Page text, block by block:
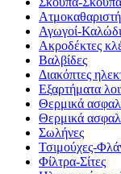
Αγωγοί-
Ακροδέκτες
Βαλβίδες
Διακόπτες
Εξαρτήματα
Θερμικά
Θερμικά
Σωλήνες
Τσιμούχες-
Φίλτρα-Σίτες